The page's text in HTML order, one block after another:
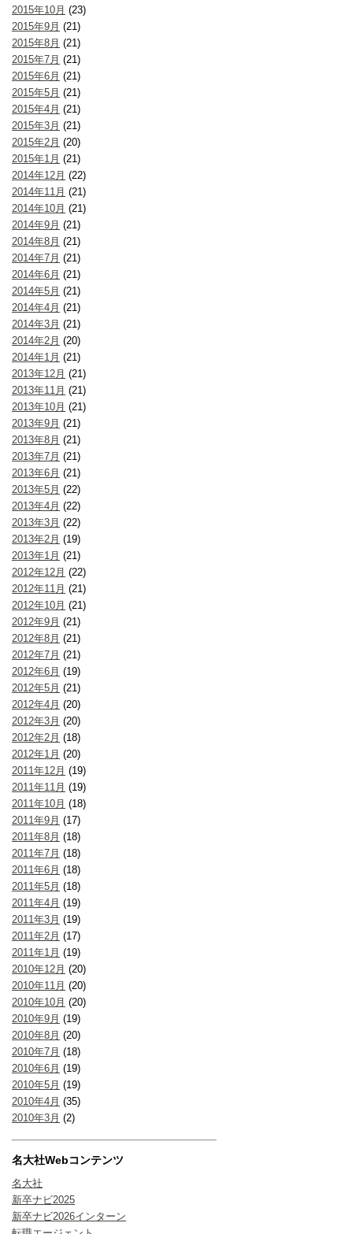
2015年10月 (23)
2015年9月 (21)
2015年8月 (21)
2015年7月 (21)
2015年6月 (21)
2015年5月 (21)
2015年4月 (21)
2015年3月 (21)
2015年2月 (20)
2015年1月 (21)
2014年12月 (22)
2014年11月 (21)
2014年10月 (21)
2014年9月 (21)
2014年8月 (21)
2014年7月 (21)
2014年6月 (21)
2014年5月 (21)
2014年4月 (21)
2014年3月 (21)
2014年2月 (20)
2014年1月 (21)
2013年12月 (21)
2013年11月 (21)
2013年10月 (21)
2013年9月 (21)
2013年8月 (21)
2013年7月 (21)
2013年6月 (21)
2013年5月 (22)
2013年4月 (22)
2013年3月 (22)
2013年2月 (19)
2013年1月 (21)
2012年12月 (22)
2012年11月 (21)
2012年10月 (21)
2012年9月 (21)
2012年8月 (21)
2012年7月 (21)
2012年6月 (19)
2012年5月 (21)
2012年4月 (20)
2012年3月 (20)
2012年2月 (18)
2012年1月 (20)
2011年12月 (19)
2011年11月 (19)
2011年10月 (18)
2011年9月 (17)
2011年8月 (18)
2011年7月 (18)
2011年6月 (18)
2011年5月 (18)
2011年4月 (19)
2011年3月 (19)
2011年2月 (17)
2011年1月 (19)
2010年12月 (20)
2010年11月 (20)
2010年10月 (20)
2010年9月 (19)
2010年8月 (20)
2010年7月 (18)
2010年6月 (19)
2010年5月 (19)
2010年4月 (35)
2010年3月 (2)
名大社Webコンテンツ
名大社
新卒ナビ2025
新卒ナビ2026インターン